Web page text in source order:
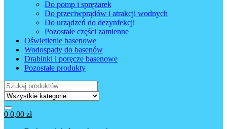
Do pomp i sprężarek
Do przeciwprądów i atrakcji wodnych
Do urządzeń do dezynfekcji
Pozostałe części zamienne
Oświetlenie basenowe
Wodospady do basenów
Drabinki i poręcze basenowe
Pozostałe produkty
Wyszukaj:
0 0,00 zł